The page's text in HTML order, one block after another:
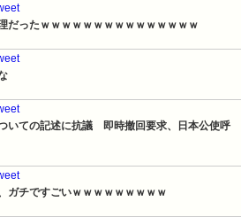
だったｗｗｗｗｗｗｗｗｗｗｗｗｗｗｗ
いての記述に抗議　即時撤回要求、日本公使呼
ガチですごいｗｗｗｗｗｗｗｗｗ